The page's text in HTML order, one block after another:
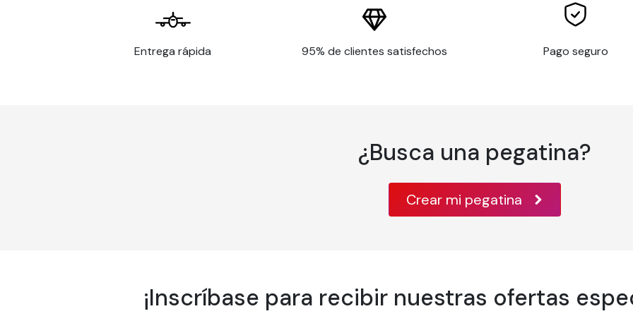
Ancho de la banda
600 mm
83 % según el método de prueba ISO 2470
15 a 80 % de humedad relativa
Certificado según las normas de seguridad contra incendios clase A
Entrega rápida 95% de clientes satisfechos Pago seguro
¿Busca una pegatina?
Crear mi pegatina
¡Inscríbase para recibir nuestras ofertas